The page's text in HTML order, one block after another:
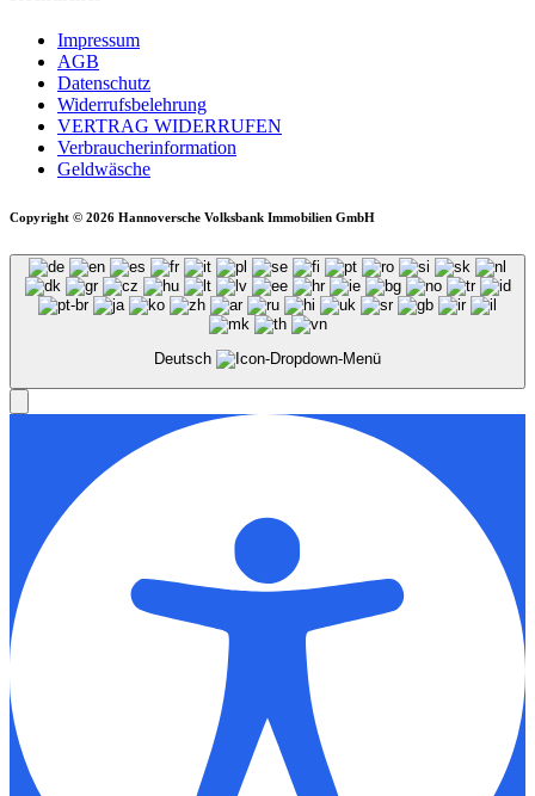
Impressum
AGB
Datenschutz
Widerrufsbelehrung
VERTRAG WIDERRUFEN
Verbraucher­information
Geldwäsche
Copyright © 2026 Hannoversche Volksbank Immobilien GmbH
Deutsch